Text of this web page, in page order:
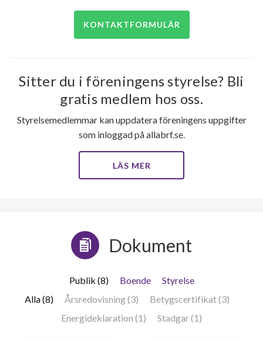
KONTAKTFORMULÄR
Sitter du i föreningens styrelse? Bli
gratis medlem hos oss.
Styrelsemedlemmar kan uppdatera föreningens uppgifter
som inloggad på allabrf.se.
LÄS MER
Dokument
Publik (8) Boende
Styrelse
Alla (8)
Årsredovisning (3)
Betygscertifikat (3)
Energideklaration (1)
Stadgar (1)